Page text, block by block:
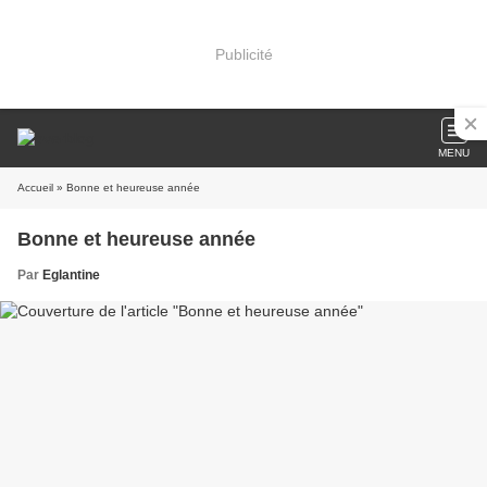
Publicité
MENU
Accueil » Bonne et heureuse année
Bonne et heureuse année
Par Eglantine